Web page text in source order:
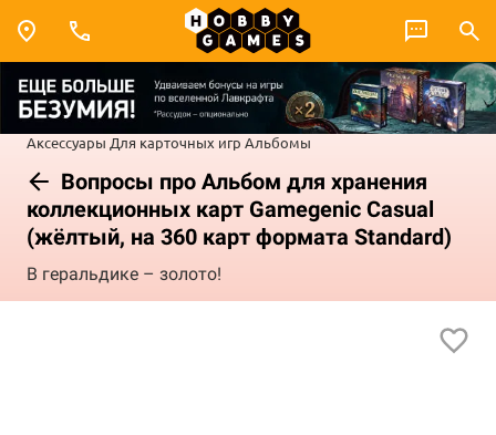
Аксессуары Для карточных игр Альбомы
Вопросы про Альбом для хранения
коллекционных карт Gamegenic Casual
(жёлтый, на 360 карт формата Standard)
В геральдике – золото!